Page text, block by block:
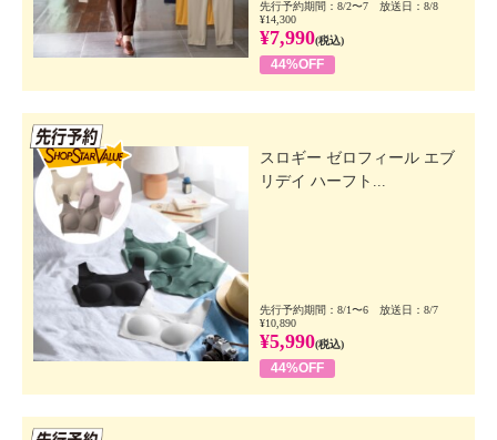
先行予約期間：8/2〜7 放送日：8/8
¥14,300
¥7,990(税込)
44%OFF
スロギー ゼロフィール エブ
リデイ ハーフト...
先行予約期間：8/1〜6 放送日：8/7
¥10,890
¥5,990(税込)
44%OFF